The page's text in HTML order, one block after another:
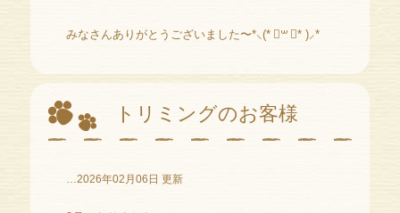
みなさんありがとうございました〜*⸜(* ॑꒳ ॑* )⸝*
トリミングのお客様
…2026年02月06日 更新